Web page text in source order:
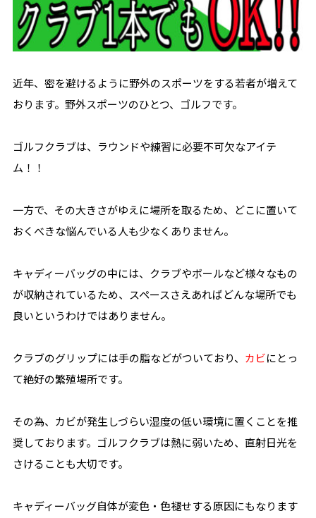
近年、密を避けるように野外のスポーツをする若者が増えて
おります。野外スポーツのひとつ、ゴルフです。
ゴルフクラブは、ラウンドや練習に必要不可欠なアイテ
ム！！
一方で、その大きさがゆえに場所を取るため、どこに置いて
おくべきな悩んでいる人も少なくありません。
キャディーバッグの中には、クラブやボールなど様々なもの
が収納されているため、スペースさえあればどんな場所でも
良いというわけではありません。
クラブのグリップには手の脂などがついており、 カビにとっ
て絶好の繁殖場所です。
その為、カビが発生しづらい湿度の低い環境に置くことを推
奨しております。ゴルフクラブは熱に弱いため、直射日光を
さけることも大切です。
キャディーバッグ自体が変色・色褪せする原因にもなります